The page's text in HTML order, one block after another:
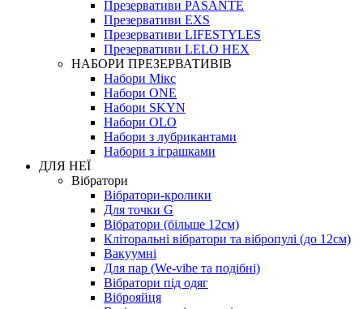
Презервативи PASANTE
Презервативи EXS
Презервативи LIFESTYLES
Презервативи LELO HEX
НАБОРИ ПРЕЗЕРВАТИВІВ
Набори Мікс
Набори ONE
Набори SKYN
Набори OLO
Набори з лубрикантами
Набори з іграшками
ДЛЯ НЕЇ
Вібратори
Вібратори-кролики
Для точки G
Вібратори (більше 12см)
Кліторальні вібратори та вібропулі (до 12см)
Вакуумні
Для пар (We-vibe та подібні)
Вібратори під одяг
Віброяйця